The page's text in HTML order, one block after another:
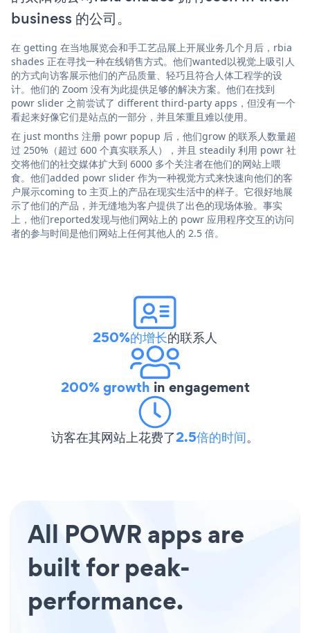
business 的公司。
在 getting 在当地展览会和手工艺品展上开展业务几个月后，rbia
shades 正在寻找一种在线销售方式。他们wanted以视觉上吸引人
的方式向访客展示他们的产品质量、轻巧且符合人体工程学的设
计。他们的 Zoom 没有为此提供足够的解决方案。他们在找到
powr slider 之前尝试了 different third-party apps，但没有一个
看起来好像它们是站点的一部分，并且笨重且难以使用。
在 just months 注册 powr popup 后，他们grow 的联系人数量超
过 250%（超过 600 个真实联系人），并且 steadily 利用 powr 社
交将他们的社交媒体扩大到 6000 多个关注者在他们的网站上喂
食。他们added powr slider 作为一种视觉方式来快速向他们的客
户展示coming to 主页上的产品在现实生活中的样子。它很好地展
示了他们的产品，并无缝地为客户提供了出色的现场体验。事实
上，他们reported发现与他们网站上的 powr 应用程序交互的访问
者的参与时间是他们网站上任何其他人的 2.5 倍。
250%的增长的联系人
200% growth in engagement
访客在其网站上花费了2.5倍的时间。
All POWR apps are
built for peak-
performance.